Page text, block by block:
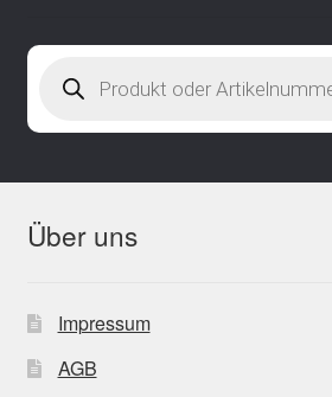
search
Über uns
Impressum
AGB